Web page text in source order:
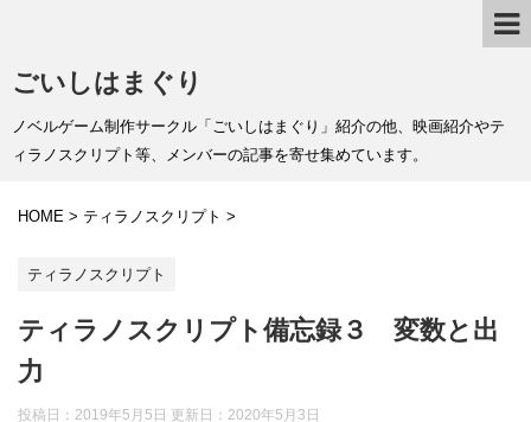
ごいしはまぐり
ノベルゲーム制作サークル「ごいしはまぐり」紹介の他、映画紹介やテ
ィラノスクリプト等、メンバーの記事を寄せ集めています。
HOME > ティラノスクリプト >
ティラノスクリプト
ティラノスクリプト備忘録３ 変数と出
力
投稿日：2019年5月5日 更新日： 2020年5月3日